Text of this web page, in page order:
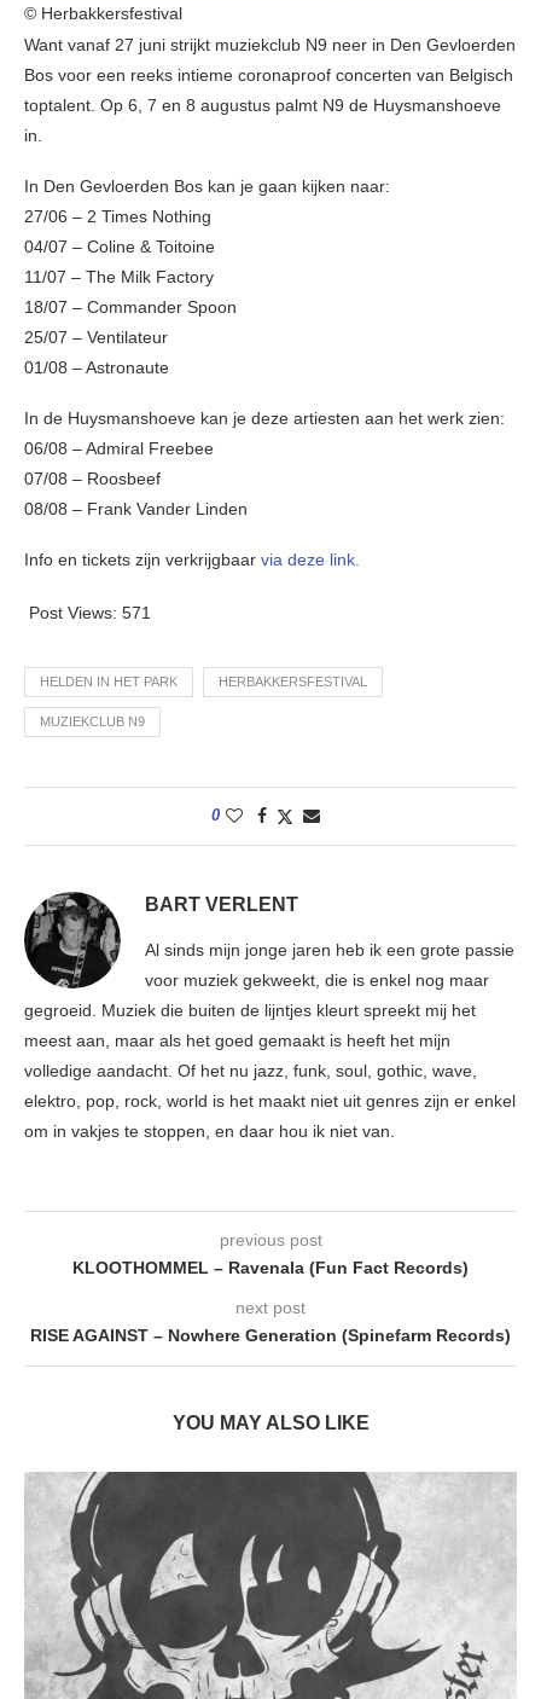
© Herbakkersfestival
Want vanaf 27 juni strijkt muziekclub N9 neer in Den Gevloerden
Bos voor een reeks intieme coronaproof concerten van Belgisch
toptalent. Op 6, 7 en 8 augustus palmt N9 de Huysmanshoeve
in.
In Den Gevloerden Bos kan je gaan kijken naar:
27/06 – 2 Times Nothing
04/07 – Coline & Toitoine
11/07 – The Milk Factory
18/07 – Commander Spoon
25/07 – Ventilateur
01/08 – Astronaute
In de Huysmanshoeve kan je deze artiesten aan het werk zien:
06/08 – Admiral Freebee
07/08 – Roosbeef
08/08 – Frank Vander Linden
Info en tickets zijn verkrijgbaar via deze link.
Post Views: 571
HELDEN IN HET PARK HERBAKKERSFESTIVAL
MUZIEKCLUB N9
0
BART VERLENT
Al sinds mijn jonge jaren heb ik een grote passie
voor muziek gekweekt, die is enkel nog maar
gegroeid. Muziek die buiten de lijntjes kleurt spreekt mij het
meest aan, maar als het goed gemaakt is heeft het mijn
volledige aandacht. Of het nu jazz, funk, soul, gothic, wave,
elektro, pop, rock, world is het maakt niet uit genres zijn er enkel
om in vakjes te stoppen, en daar hou ik niet van.
previous post
KLOOTHOMMEL – Ravenala (Fun Fact Records)
next post
RISE AGAINST – Nowhere Generation (Spinefarm Records)
YOU MAY ALSO LIKE